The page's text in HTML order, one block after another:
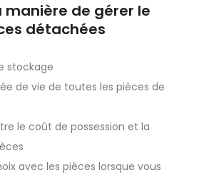
manière de gérer le
détachées
stockage
de vie de toutes les pièces de
le coût de possession et la
avec les pièces lorsque vous